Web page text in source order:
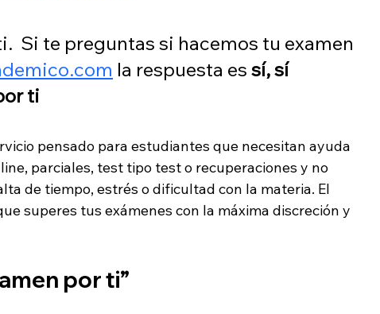
Si te preguntas si hacemos tu examen
la respuesta es sí, sí
ti
pensado para estudiantes que necesitan ayuda
parciales, test tipo test o recuperaciones y no
de tiempo, estrés o dificultad con la materia. El
superes tus exámenes con la máxima discreción y
por ti”